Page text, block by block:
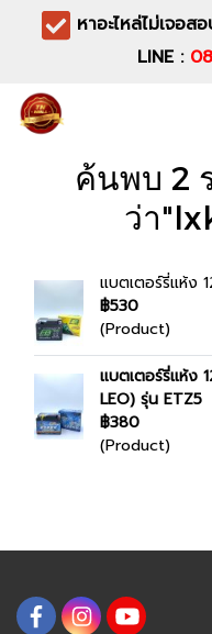
หาอะไหล่ไม่เจอ
LINE :
ค้นพบ 2
ว่า
แบตเตอร์รี่แห้ง
฿530
(Product)
แบตเตอร์รี่แห้ง
LEO) รุ่น ETZ5
฿380
(Product)